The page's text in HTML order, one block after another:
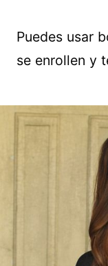
Puedes usar
se enrollen y